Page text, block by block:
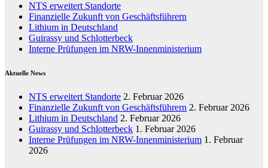
NTS erweitert Standorte
Finanzielle Zukunft von Geschäftsführern
Lithium in Deutschland
Guirassy und Schlotterbeck
Interne Prüfungen im NRW-Innenministerium
Aktuelle News
NTS erweitert Standorte 2. Februar 2026
Finanzielle Zukunft von Geschäftsführern 2. Februar 2026
Lithium in Deutschland 2. Februar 2026
Guirassy und Schlotterbeck 1. Februar 2026
Interne Prüfungen im NRW-Innenministerium 1. Februar
2026